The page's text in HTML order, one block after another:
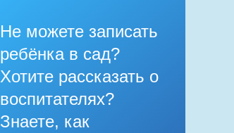
Не можете записать
ребёнка в сад?
Хотите рассказать о
воспитателях?
Знаете, как